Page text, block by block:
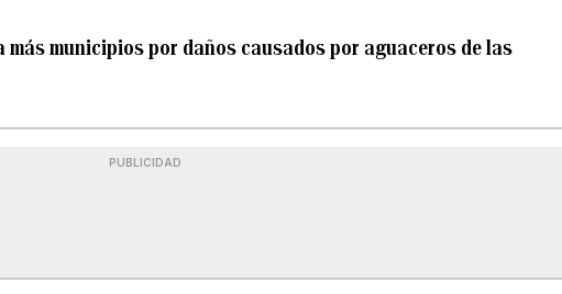
más municipios por daños causados por aguaceros de las
PUBLICIDAD